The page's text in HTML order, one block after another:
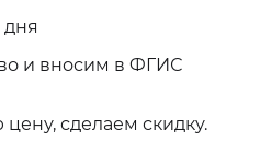
дня
и вносим в ФГИС
сделаем скидку.